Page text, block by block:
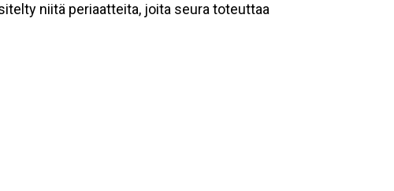
niitä periaatteita, joita seura toteuttaa